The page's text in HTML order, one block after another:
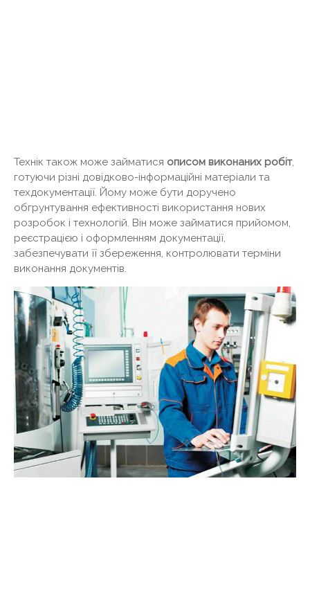
Технік також може займатися описом виконаних робіт,
готуючи різні довідково-інформаційні матеріали та
техдокументації. Йому може бути доручено
обгрунтування ефективності використання нових
розробок і технологій. Він може займатися прийомом,
реєстрацією і оформленням документації,
забезпечувати її збереження, контролювати терміни
виконання документів.